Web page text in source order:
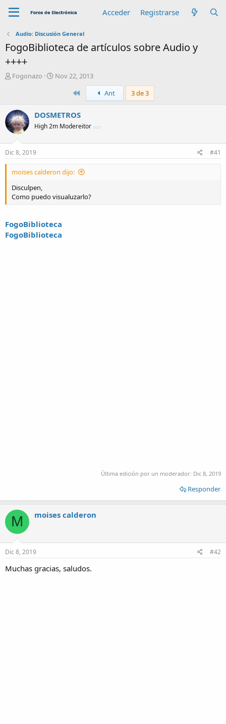
Acceder Registrarse
Audio: Discusión General
FogoBiblioteca de artículos sobre Audio y
++++
A
r
Fogonazo
F
a
d
e
i
Nov 22, 2013
PrimeroAnt 3 de 3
DOSMETROS
High 2m Modereitor
Dic 8, 2019 #41
moises calderon dijo:
Disculpen,
Como puedo visualuzarlo?
FogoBiblioteca
FogoBiblioteca
Última edición por un moderador: Dic 8, 2019
Responder
M moises calderon
Dic 8, 2019 #42
Muchas gracias, saludos.